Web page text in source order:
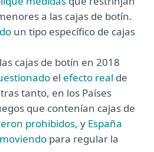
a las cajas de botín.
un tipo específico de cajas
las cajas de botín en 2018
el efecto real de
tanto, en los Países
que contenían cajas de
prohibidos, y España
para regular la